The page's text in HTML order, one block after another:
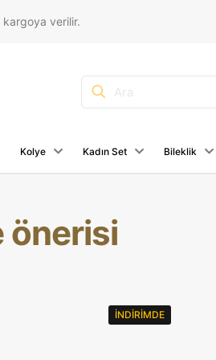
verilir.
Kolye Kadın Set Bileklik
önerisi
İNDIRIMDE